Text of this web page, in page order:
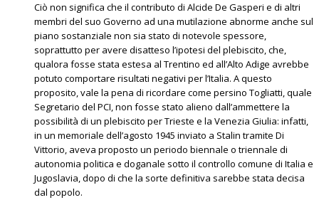
Ciò non significa che il contributo di Alcide De Gasperi e di altri
membri del suo Governo ad una mutilazione abnorme anche sul
piano sostanziale non sia stato di notevole spessore,
soprattutto per avere disatteso l’ipotesi del plebiscito, che,
qualora fosse stata estesa al Trentino ed all’Alto Adige avrebbe
potuto comportare risultati negativi per l’Italia. A questo
proposito, vale la pena di ricordare come persino Togliatti, quale
Segretario del PCI, non fosse stato alieno dall’ammettere la
possibilità di un plebiscito per Trieste e la Venezia Giulia: infatti,
in un memoriale dell’agosto 1945 inviato a Stalin tramite Di
Vittorio, aveva proposto un periodo biennale o triennale di
autonomia politica e doganale sotto il controllo comune di Italia e
Jugoslavia, dopo di che la sorte definitiva sarebbe stata decisa
dal popolo.